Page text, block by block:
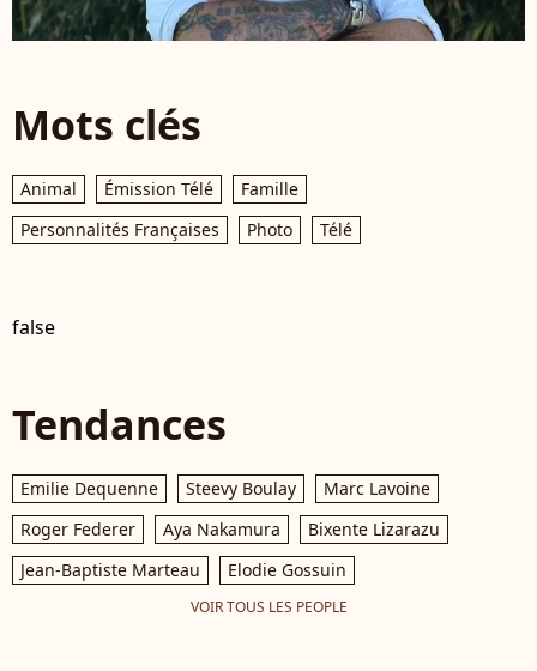
Mots clés
Animal Émission Télé
Famille
Personnalités Françaises
Photo Télé
false
Tendances
Emilie Dequenne Steevy Boulay
Marc Lavoine
Roger Federer
Aya Nakamura
Bixente Lizarazu
Jean-Baptiste Marteau
Elodie Gossuin
VOIR TOUS LES PEOPLE